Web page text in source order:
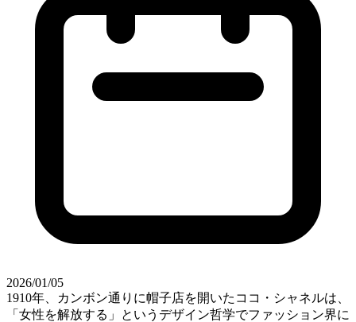
2026/01/05
1910年、カンボン通りに帽子店を開いたココ・シャネルは、
「女性を解放する」というデザイン哲学でファッション界に